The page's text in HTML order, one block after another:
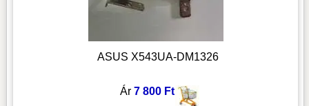
ASUS X543UA-DM1326
Ár 7 800 Ft